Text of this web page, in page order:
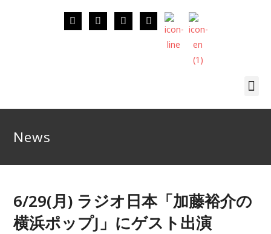
News
6/29(月) ラジオ日本「加藤裕介の
横浜ポップJ」にゲスト出演